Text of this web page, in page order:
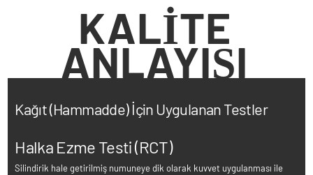
KALİTE
ANLAYIŞI
Kağıt (Hammadde) İçin Uygulanan Testler
Halka Ezme Testi (RCT)
Silindirik hale getirilmiş numuneye dik olarak kuvvet uygulanması ile